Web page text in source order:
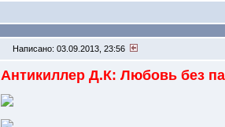
Написано: 03.09.2013, 23:56
Антикиллер Д.К: Любовь без